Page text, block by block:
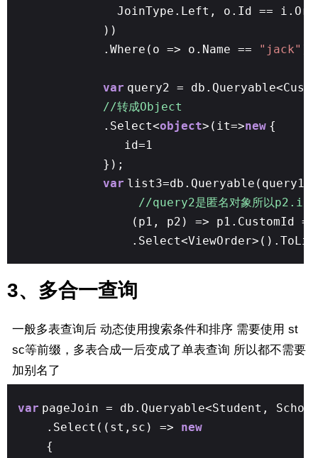
JoinType.Left, o.Id ==
))
.Where(o => o.Name ==
"jack"
var query2 =
//转成Object
.Select<object>(it=>new {
id=1
});
var
//query2是匿名对象所以p2.id
(p1, p2) => p1.CustomId ==
3、多合一查询
一般多表查询后 动态使用搜索条件和排序 需要使用 st
sc等前缀，多表合成一后变成了单表查询 所以都不需要
加别名了
var pageJoin = db.Queryable<Student,
.Select((st,sc) => new
{